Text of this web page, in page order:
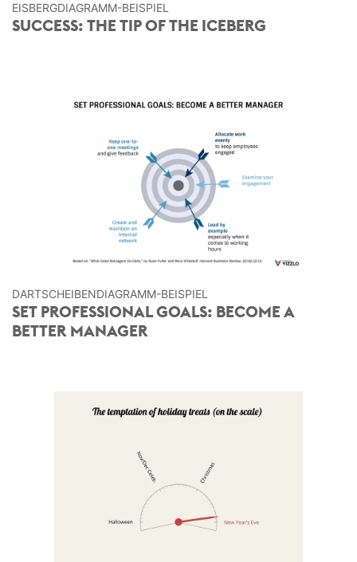
EISBERG­DIAGRAMM-BEISPIEL
SUCCESS: THE TIP OF THE ICEBERG
DARTSCHEIBEN­DIAGRAMM-BEISPIEL
SET PROFESSIONAL GOALS: BECOME A
BETTER MANAGER